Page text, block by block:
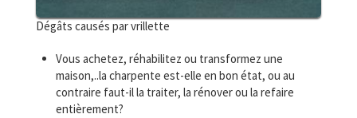
Dégâts causés par vrillette
Vous achetez, réhabilitez ou transformez une
maison,..la charpente est-elle en bon état, ou au
contraire faut-il la traiter, la rénover ou la refaire
entièrement?